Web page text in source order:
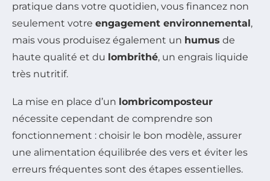
pratique dans votre quotidien, vous financez non
seulement votre engagement environnemental ,
mais vous produisez également un humus de
haute qualité et du lombrithé, un engrais liquide
très nutritif.
La mise en place d’un lombricomposteur
nécessite cependant de comprendre son
fonctionnement : choisir le bon modèle, assurer
une alimentation équilibrée des vers et éviter les
erreurs fréquentes sont des étapes essentielles.